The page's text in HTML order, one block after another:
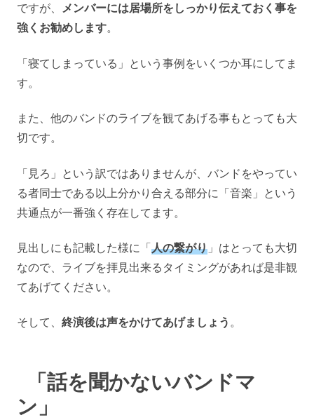
ですが、 メンバーには居場所をしっかり伝えておく事を
強くお勧めします。
「寝てしまっている」という事例をいくつか耳にしてま
す。
また、他のバンドのライブを観てあげる事もとっても大
切です。
「見ろ」という訳ではありませんが、バンドをやってい
る者同士である以上分かり合える部分に「音楽」という
共通点が一番強く存在してます。
見出しにも記載した様に「人の繋がり 」はとっても大切
なので、ライブを拝見出来るタイミングがあれば是非観
てあげてください。
そして、 終演後は声をかけてあげましょう 。
「話を聞かないバンドマ
ン」